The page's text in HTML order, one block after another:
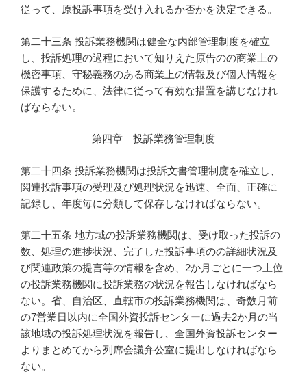
従って、原投訴事項を受け入れるか否かを決定できる。
第二十三条 投訴業務機関は健全な内部管理制度を確立
し、投訴処理の過程において知りえた原告のの商業上の
機密事項、守秘義務のある商業上の情報及び個人情報を
保護するために、法律に従って有効な措置を講じなけれ
ばならない。
第四章 投訴業務管理制度
第二十四条 投訴業務機関は投訴文書管理制度を確立し、
関連投訴事項の受理及び処理状況を迅速、全面、正確に
記録し、年度毎に分類して保存しなければならない。
第二十五条 地方域の投訴業務機関は、受け取った投訴の
数、処理の進捗状況、完了した投訴事項のの詳細状況及
び関連政策の提言等の情報を含め、2か月ごとに一つ上位
の投訴業務機関に投訴業務の状況を報告しなければなら
ない。省、自治区、直轄市の投訴業務機関は、奇数月前
の7営業日以内に全国外資投訴センターに過去2か月の当
該地域の投訴処理状況を報告し、全国外資投訴センター
よりまとめてから列席会議弁公室に提出しなければなら
ない。